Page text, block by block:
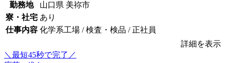
勤務地
山口県 美祢市
寮・社宅 あり
仕事内容 化学系工場 / 検査・検品 / 正社員
詳細を表示
＼最短45秒で完了／